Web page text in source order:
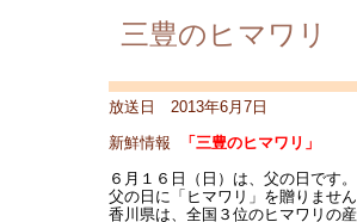
三豊のヒマワリ
放送日 2013年6月7日
新鮮情報
「三豊のヒマワリ」
６月１６日（日）は、父の日です。
父の日に「ヒマワリ」を贈りませ
香川県は、全国３位のヒマワリの